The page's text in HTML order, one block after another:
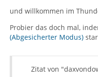
und willkommen im
Probier das doch mal,
(Abgesicherter Modus)
Zitat von